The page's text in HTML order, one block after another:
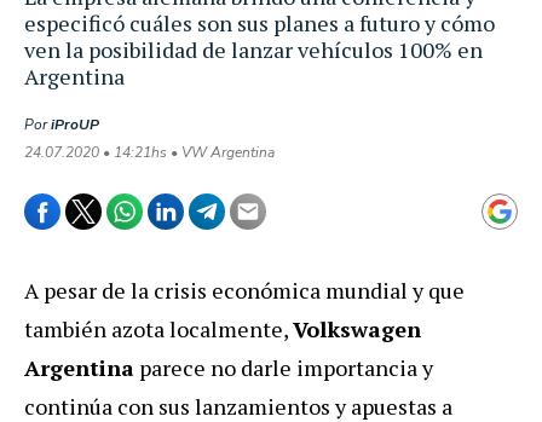
especificó cuáles son sus planes a futuro y cómo
ven la posibilidad de lanzar vehículos 100% en
Argentina
PoriProUP
24.07.2020 • 14:21hs • VW Argentina
A pesar de la crisis económica mundial y que
también azota localmente,Volkswagen
Argentina parece no darle importancia y
continúa con sus lanzamientos y apuestas a